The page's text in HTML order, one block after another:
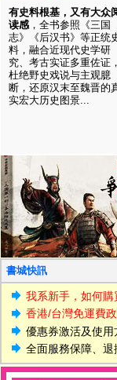
有史料根基，又有大众
读感 ，全书参照《三国
志》《后汉书》等正统
料，融合近现代史学研
究、考古实证多重佐证，
杜绝野史戏说与主观臆
断，还原汉末至魏晋的
实宏大历史图景...
書城快訊
我系新手，如何購
香港/台灣免運費
優惠券激活及使用
全面服務保障、退